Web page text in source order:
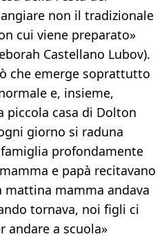
non il tradizionale
cui viene preparato»
Castellano Lubov).
che emerge soprattutto
e, insieme,
piccola casa di Dolton
giorno si raduna
profondamente
e papà recitavano
mattina mamma andava
tornava, noi figli ci
andare a scuola»